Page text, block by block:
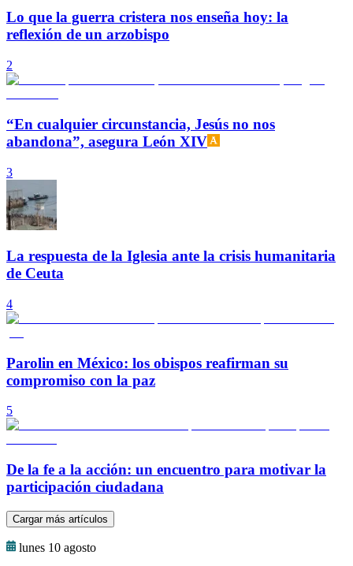
Lo que la guerra cristera nos enseña hoy: la
reflexión de un arzobispo
2
“En cualquier circunstancia, Jesús no nos
abandona”, asegura León XIV
3
La respuesta de la Iglesia ante la crisis humanitaria
de Ceuta
4
Parolin en México: los obispos reafirman su
compromiso con la paz
5
De la fe a la acción: un encuentro para motivar la
participación ciudadana
Cargar más artículos
lunes 10 agosto